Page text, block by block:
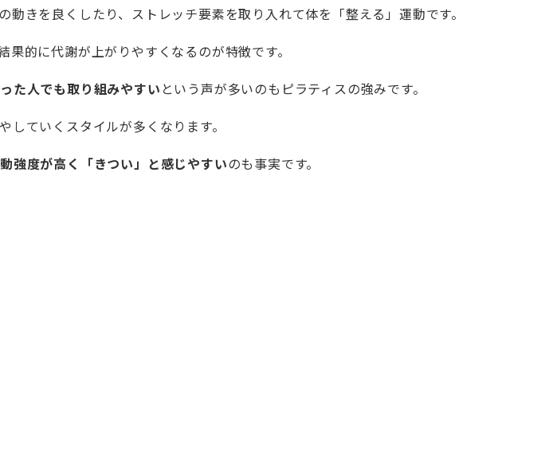
きを良くしたり、ストレッチ要素を取り入れて体を「整える」運動です。
的に代謝が上がりやすくなるのが特徴です。
た人でも取り組みやすい という声が多いのもピラティスの強みです。
ていくスタイルが多くなります。
強度が高く「きつい」と感じやすいのも事実です。